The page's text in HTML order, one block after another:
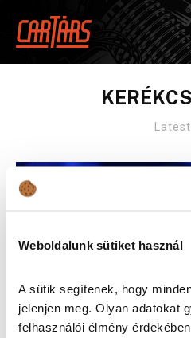
Weboldalunk sütiket használ
A sütik segítenek, hogy
jelenjen meg. Olyan adatokat
felhasználói élmény
Latest